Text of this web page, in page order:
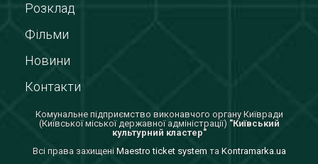
Розклад
Фільми
Новини
Контакти
Комунальне підприємство виконавчого органу Київради
(Київської міської державної адміністрації) "Київський
культурний кластер"
Всi права захищенi Maestro ticket system та Kontramarka.ua